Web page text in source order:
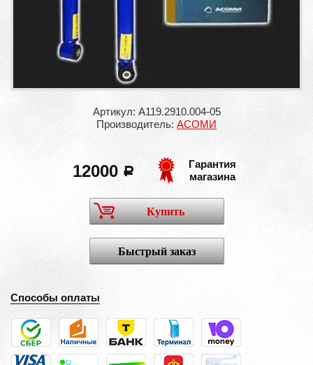
Артикул: А119.2910.004-05
Производитель: АСОМИ
12000 a
Гарантия
магазина
Купить
Быстрый заказ
Способы оплаты